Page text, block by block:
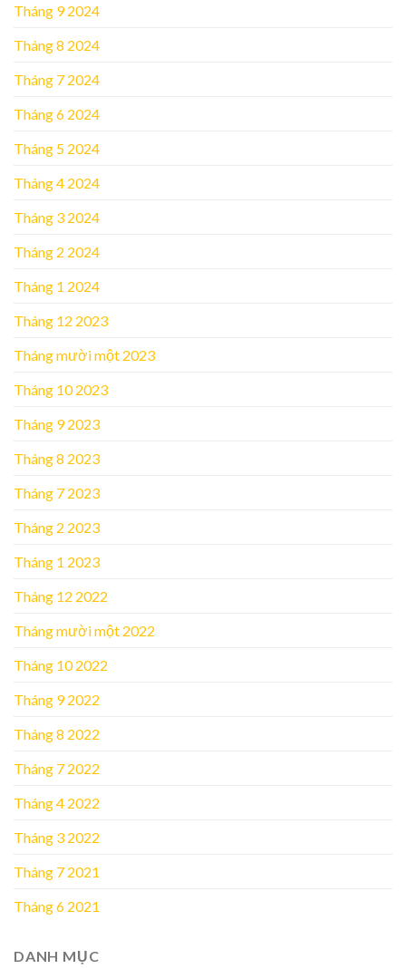
Tháng 9 2024
Tháng 8 2024
Tháng 7 2024
Tháng 6 2024
Tháng 5 2024
Tháng 4 2024
Tháng 3 2024
Tháng 2 2024
Tháng 1 2024
Tháng 12 2023
Tháng mười một 2023
Tháng 10 2023
Tháng 9 2023
Tháng 8 2023
Tháng 7 2023
Tháng 2 2023
Tháng 1 2023
Tháng 12 2022
Tháng mười một 2022
Tháng 10 2022
Tháng 9 2022
Tháng 8 2022
Tháng 7 2022
Tháng 4 2022
Tháng 3 2022
Tháng 7 2021
Tháng 6 2021
DANH MỤC